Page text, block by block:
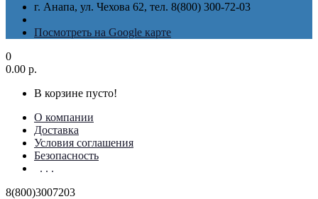
г. Анапа, ул. Чехова 62, тел. 8(800) 300-72-03
Посмотреть на Google карте
0
0.00 р.
В корзине пусто!
О компании
Доставка
Условия соглашения
Безопасность
. . .
8(800)3007203